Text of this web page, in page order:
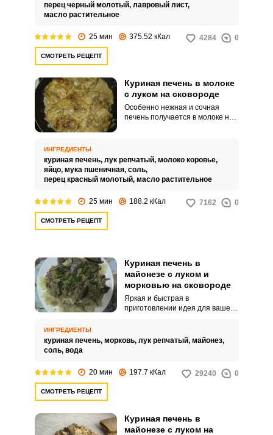
перец черный молотый, лавровый лист,
масло растительное
25 мин 375.52 кКал 4284 0
СМОТРЕТЬ РЕЦЕПТ
Куриная печень в молоке
с луком на сковороде
Особенно нежная и сочная
печень получается в молоке на
ИНГРЕДИЕНТЫ
куриная печень, лук репчатый, молоко коровье,
яйцо, мука пшеничная, соль,
перец красный молотый, масло растительное
25 мин 188.2 кКал 7162 0
СМОТРЕТЬ РЕЦЕПТ
Куриная печень в
майонезе с луком и
морковью на сковороде
Яркая и быстрая в
приготовлении идея для вашего
майонезе. Сытное горячее
ИНГРЕДИЕНТЫ
куриная печень, морковь, лук репчатый, майонез,
соль, вода
20 мин 197.7 кКал 29240 0
СМОТРЕТЬ РЕЦЕПТ
Куриная печень в
майонезе с луком на